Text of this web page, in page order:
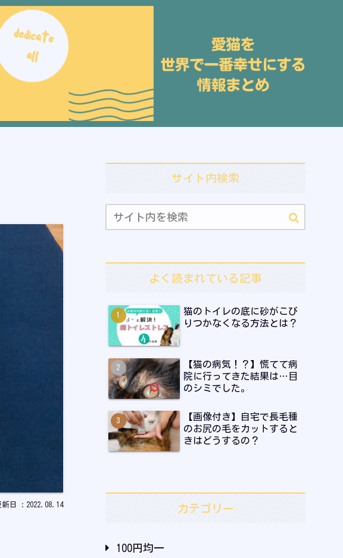
2022.08.14
サイト内検索
よく読まれている記事
猫のトイレの底に砂がこび
りつかなくなる方法とは？
【猫の病気！？】慌てて病
院に行ってきた結果は…目
のシミでした。
【画像付き】自宅で長毛種
のお尻の毛をカットすると
きはどうするの？
カテゴリー
100円均一